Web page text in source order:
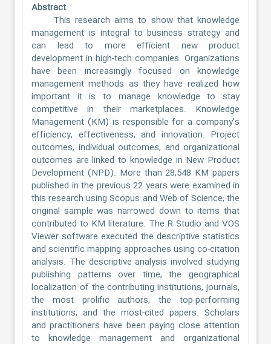
Abstract
This research aims to show that knowledge
management is integral to business strategy and
can lead to more efficient new product
development in high-tech companies. Organizations
have been increasingly focused on knowledge
management methods as they have realized how
important it is to manage knowledge to stay
competitive in their marketplaces. Knowledge
Management (KM) is responsible for a company's
efficiency, effectiveness, and innovation. Project
outcomes, individual outcomes, and organizational
outcomes are linked to knowledge in New Product
Development (NPD). More than 28,548 KM papers
published in the previous 22 years were examined in
this research using Scopus and Web of Science; the
original sample was narrowed down to items that
contributed to KM literature. The R Studio and VOS
Viewer software executed the descriptive statistics
and scientific mapping approaches using co-citation
analysis. The descriptive analysis involved studying
publishing patterns over time, the geographical
localization of the contributing institutions, journals,
the most prolific authors, the top-performing
institutions, and the most-cited papers. Scholars
and practitioners have been paying close attention
to knowledge management and organizational